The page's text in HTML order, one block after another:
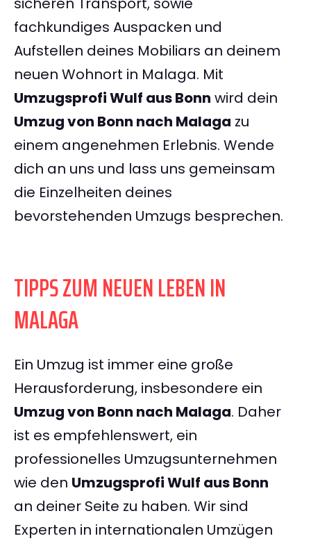
fachkundiges Auspacken und
Aufstellen deines Mobiliars an deinem
neuen Wohnort in Malaga. Mit
Umzugsprofi Wulf aus Bonn wird dein
Umzug von Bonn nach Malaga zu
einem angenehmen Erlebnis. Wende
dich an uns und lass uns gemeinsam
die Einzelheiten deines
bevorstehenden Umzugs besprechen.
TIPPS ZUM NEUEN LEBEN IN
MALAGA
Ein Umzug ist immer eine große
Herausforderung, insbesondere ein
Umzug von Bonn nach Malaga. Daher
ist es empfehlenswert, ein
professionelles Umzugsunternehmen
wie den Umzugsprofi Wulf aus Bonn
an deiner Seite zu haben. Wir sind
Experten in internationalen Umzügen